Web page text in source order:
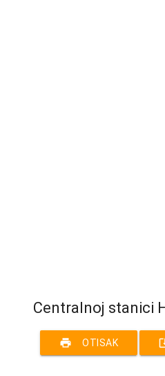
Centralnoj stanici
print OTISAK